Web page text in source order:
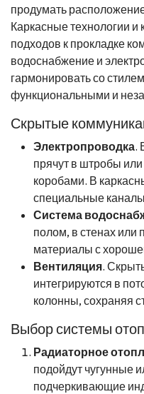
продумать
Каркасные технологии
подходов к прокладке
водоснабжение и
гармонировать со
функциональными и
Скрытые
Электропроводка.
прячут в штробы
коробами. В
специальные
Система
полом, в стенах
материалы с
Вентиляция.
интегрируются в
колонны, сохраняя
Выбор системы
Радиаторное
подойдут чугунные
подчеркивающие